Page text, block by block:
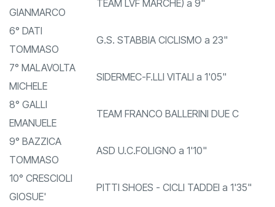
GIANMARCO
TEAM LVF MARCHE) a 9"
6° DATI
TOMMASO
G.S. STABBIA CICLISMO a 23"
7° MALAVOLTA
MICHELE
SIDERMEC-F.LLI VITALI a 1'05"
8° GALLI
EMANUELE
TEAM FRANCO BALLERINI DUE C
9° BAZZICA
TOMMASO
ASD U.C.FOLIGNO a 1'10"
10° CRESCIOLI
GIOSUE'
PITTI SHOES - CICLI TADDEI a 1'35"